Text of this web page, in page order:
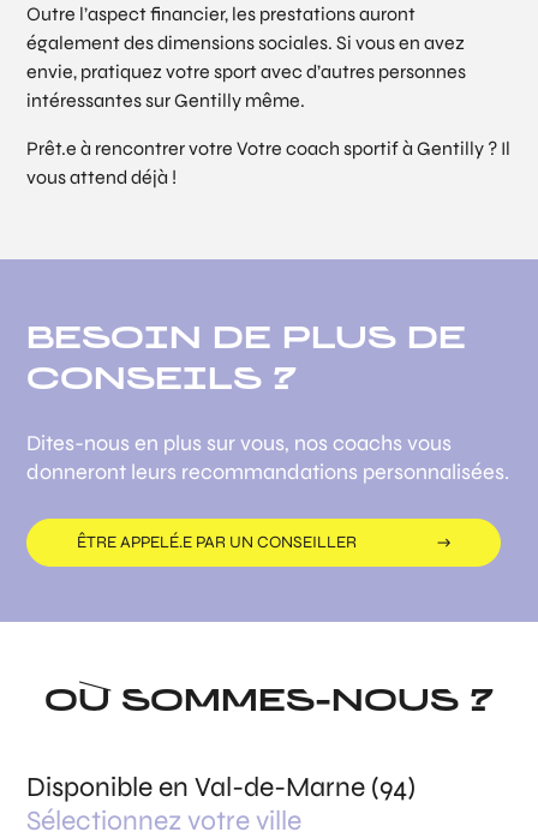
Outre l’aspect financier, les prestations auront
également des dimensions sociales. Si vous en avez
envie, pratiquez votre sport avec d’autres personnes
intéressantes sur Gentilly même.
Prêt.e à rencontrer votre Votre coach sportif à Gentilly ? Il
vous attend déjà !
BESOIN DE PLUS DE
CONSEILS ?
Dites-nous en plus sur vous, nos coachs vous
donneront leurs recommandations personnalisées.
ÊTRE APPELÉ.E PAR UN CONSEILLER
OÙ SOMMES-NOUS ?
Disponible en Val-de-Marne (94)
Sélectionnez votre ville